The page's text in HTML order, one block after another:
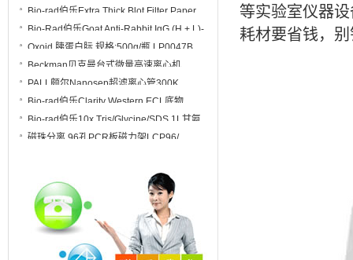
等实验室仪器
耗材要省钱，
率 平均直径
Bio-rad伯乐Extra Thick Blot Filter Paper
7.5x10cm转印滤纸1703965
Bio-Rad伯乐Goat Anti-Rabbit IgG (H + L)-
HRP Conjugate 1706515/1706516
Oxoid 胰蛋白䏡 规格:500g/瓶 LP0047B
Beckman贝克曼台式微量高速离心机
Microfuge 16
PALL颇尔Nanosep超滤离心管300K
Omega膜 OD300C34
Bio-rad伯乐Clarity Western ECL底物
200ml#1705060/ 1705061
Bio-rad伯乐10x Tris/Glycine/SDS 1L甘氨
酸1610732/1610772
磁珠分离 96孔PCR板磁力架LCP96/